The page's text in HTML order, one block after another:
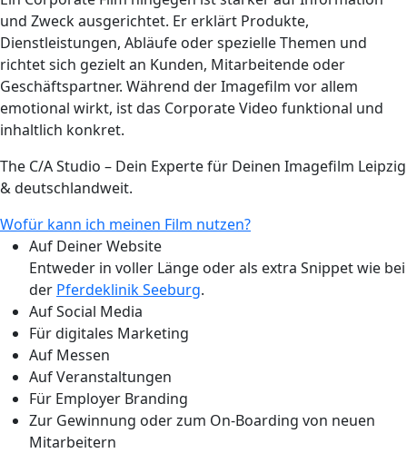
und Zweck ausgerichtet. Er erklärt Produkte,
Dienstleistungen, Abläufe oder spezielle Themen und
richtet sich gezielt an Kunden, Mitarbeitende oder
Geschäftspartner. Während der Imagefilm vor allem
emotional wirkt, ist das Corporate Video funktional und
inhaltlich konkret.
The C/A Studio – Dein Experte für Deinen Imagefilm Leipzig
& deutschlandweit.
Wofür kann ich meinen Film nutzen?
Auf Deiner Website
Entweder in voller Länge oder als extra Snippet wie bei
der Pferdeklinik Seeburg.
Auf Social Media
Für digitales Marketing
Auf Messen
Auf Veranstaltungen
Für Employer Branding
Zur Gewinnung oder zum On-Boarding von neuen
Mitarbeitern